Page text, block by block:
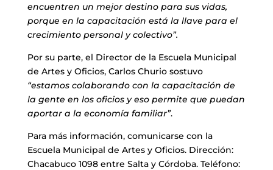
encuentren un mejor destino para sus vidas,
porque en la capacitación está la llave para el
crecimiento personal y colectivo”.
Por su parte, el Director de la Escuela Municipal
de Artes y Oficios, Carlos Churio sostuvo
“estamos colaborando con la capacitación de
la gente en los oficios y eso permite que puedan
aportar a la economía familiar”.
Para más información, comunicarse con la
Escuela Municipal de Artes y Oficios. Dirección:
Chacabuco 1098 entre Salta y Córdoba. Teléfono: